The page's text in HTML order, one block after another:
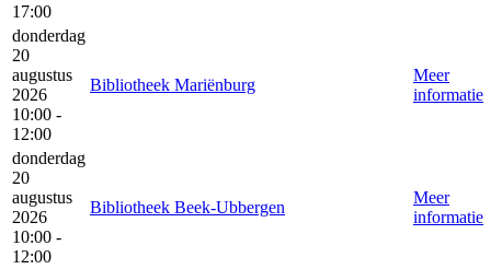
17:00
donderdag
20
augustus
2026
10:00 -
12:00
Bibliotheek Mariënburg
Meer
informatie
donderdag
20
augustus
2026
10:00 -
12:00
Bibliotheek Beek-Ubbergen
Meer
informatie